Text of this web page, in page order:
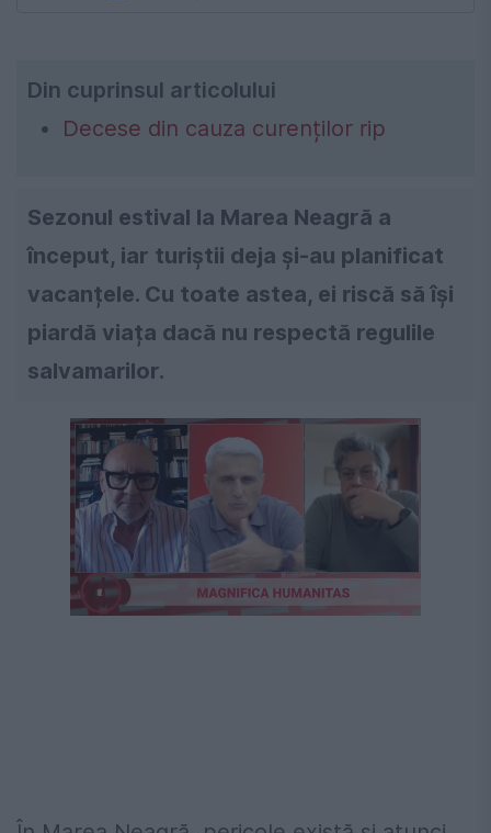
Din cuprinsul articolului
Decese din cauza curenților rip
Sezonul estival la Marea Neagră a
început, iar turiștii deja și-au planificat
vacanțele. Cu toate astea, ei riscă să își
piardă viața dacă nu respectă regulile
salvamarilor.